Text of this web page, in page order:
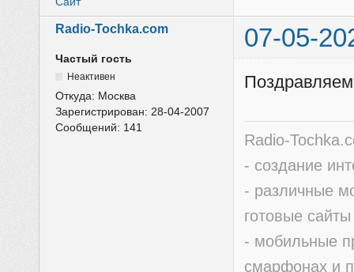
Radio-Tochka.com 07-05-
Частый гость
Неактивен
Откуда: Москва
Зарегистрирован:28-04-2007
Сообщений: 141
Radio-
- создание
- различные
готовые
- мобильные
смарфонах и